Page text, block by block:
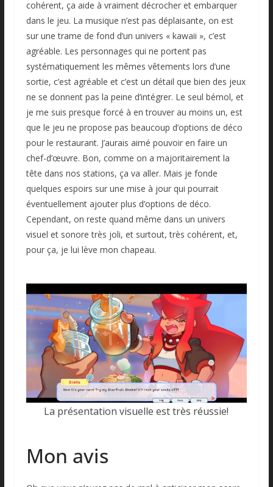
cohérent, ça aide à vraiment décrocher et embarquer
dans le jeu. La musique n’est pas déplaisante, on est
sur une trame de fond d’un univers « kawaii », c’est
agréable. Les personnages qui ne portent pas
systématiquement les mêmes vêtements lors d’une
sortie, c’est agréable et c’est un détail que bien des jeux
ne se donnent pas la peine d’intégrer. Le seul bémol, et
je me suis presque forcé à en trouver au moins un, est
que le jeu ne propose pas beaucoup d’options de déco
pour le restaurant. J’aurais aimé pouvoir en faire un
chef-d’œuvre. Bon, comme on a majoritairement la
tête dans nos stations, ça va aller. Mais je fonde
quelques espoirs sur une mise à jour qui pourrait
éventuellement ajouter plus d’options de déco.
Cependant, on reste quand même dans un univers
visuel et sonore très joli, et surtout, très cohérent, et,
pour ça, je lui lève mon chapeau.
La présentation visuelle est très réussie!
Mon avis